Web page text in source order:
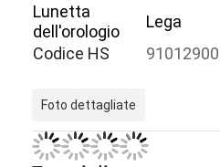
Casa.
Prodotti
Lunetta
dell'orologio
Lega
Codice HS
Foto dettagliate